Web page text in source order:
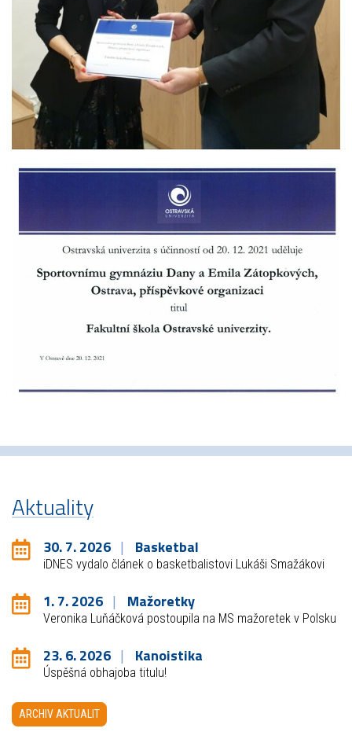
Aktuality
30. 7. 2026 Basketbal
iDNES vydalo článek o basketbalistovi Lukáši Smažákovi
1. 7. 2026 Mažoretky
Veronika Luňáčková postoupila na MS mažoretek v Polsku
23. 6. 2026 Kanoistika
Úspěšná obhajoba titulu!
ARCHIV AKTUALIT